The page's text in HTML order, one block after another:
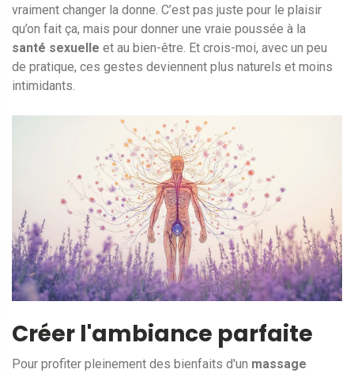
vraiment changer la donne. C’est pas juste pour le plaisir
qu’on fait ça, mais pour donner une vraie poussée à la
santé sexuelle et au bien-être. Et crois-moi, avec un peu
de pratique, ces gestes deviennent plus naturels et moins
intimidants.
Créer l'ambiance parfaite
Pour profiter pleinement des bienfaits d'un massage